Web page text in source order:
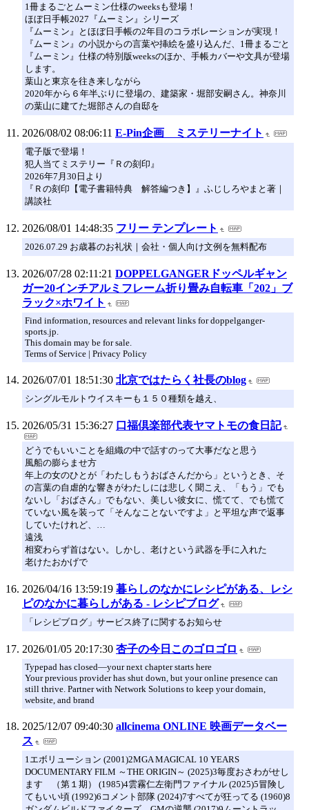
1冊まるごとムーミン仕様のweeksも登場！
ほぼ日手帳2027『ムーミン』シリーズ
『ムーミン』とほぼ日手帳の2年目のコラボレーションが実現！
『ムーミン』の小説からの言葉や挿絵を盛り込んだ、1冊まるごと
『ムーミン』仕様の特別版weeksのほか、手帳カバーや文具が登場
します。
葉山と東京を往き来しながら
2020年から６年半ぶりに登場の、建築家・堀部安嗣さん。神奈川
の葉山に建てた堀部さんの自邸を
2026/08/02 08:06:11 E-Pin企画 ミステリーナイト
電子版で登場！
犯人当てミステリー『Ｒの刻印』
2026年7月30日より
『Ｒの刻印【電子書籍特典 解答編つき】』ふじしろやまと著｜
講談社
2026/08/01 14:48:35 フリー テンプレート
2026.07.29 お歳暮のお礼状｜会社・個人向け文例を無料配布
2026/07/28 02:11:21 DOPPELGANGERドッペルギャン
ガー20インチアルミフレーム折り畳み自転車「202」ブ
ラック×ホワイト
Find information, resources and relevant links for doppelganger-
sports.jp.
This domain may be for sale.
Terms of Service | Privacy Policy
2026/07/01 18:51:30 北京ではたらく社長のblog
シングルモルトウイスキーも１５０種類を越え、
2026/05/31 15:36:27 口福倶楽部代表ヤマトモの食日記
どうでもいいことを組織の中で話すのって大事だなと思う
風船の膨らませ方
年上の女のひとが「わたしもうおばさんだから」というとき、そ
の言葉の自虐的な響きがわたしには悲しく聞こえ、「もう」でも
ないし「おばさん」でもない、美しい彼女に、慌てて、でも慌て
ていない風を装って「そんなことないですよ」と平坦な声で返事
していたけれど、…
遠浅
相変わらず首はない。しかし、老けという武器を手に入れた
老けたおかげで
2026/04/16 13:59:19 暮らしのなかにレシピがある、レシ
ピのなかに暮らしがある - レシピブログ
「レシピブログ」サービス終了に関するお知らせ
2026/01/05 20:17:30 杏子の今日このゴロゴロ
Typepad has closed—your next chapter starts here
Your previous provider has shut down, but your online presence can
still thrive. Partner with Network Solutions to keep your domain,
website, and brand
2025/12/07 09:40:30 allcinema ONLINE 映画データベー
ス
1エボリューション (2001)2MGA MAGICAL 10 YEARS
DOCUMENTARY FILM ～THE ORIGIN～ (2025)3毎度おさわがせし
ます （第１期） (1985)4雲霧仁左衛門ファイナル (2025)5冒険し
てもいい頃 (1992)6コメント部隊 (2024)7すべてが狂ってる (1960)8